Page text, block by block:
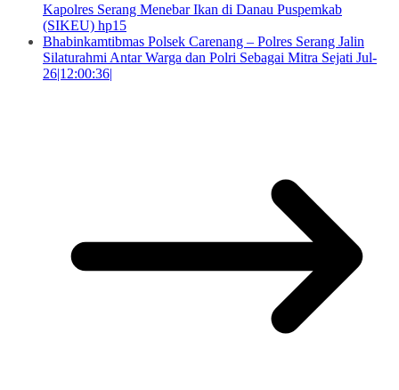
Kapolres Serang Menebar Ikan di Danau Puspemkab
(SIKEU) hp15
Bhabinkamtibmas Polsek Carenang – Polres Serang Jalin
Silaturahmi Antar Warga dan Polri Sebagai Mitra Sejati Jul-
26|12:00:36|